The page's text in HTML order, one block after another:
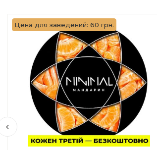
Цена для заведений: 60 грн.